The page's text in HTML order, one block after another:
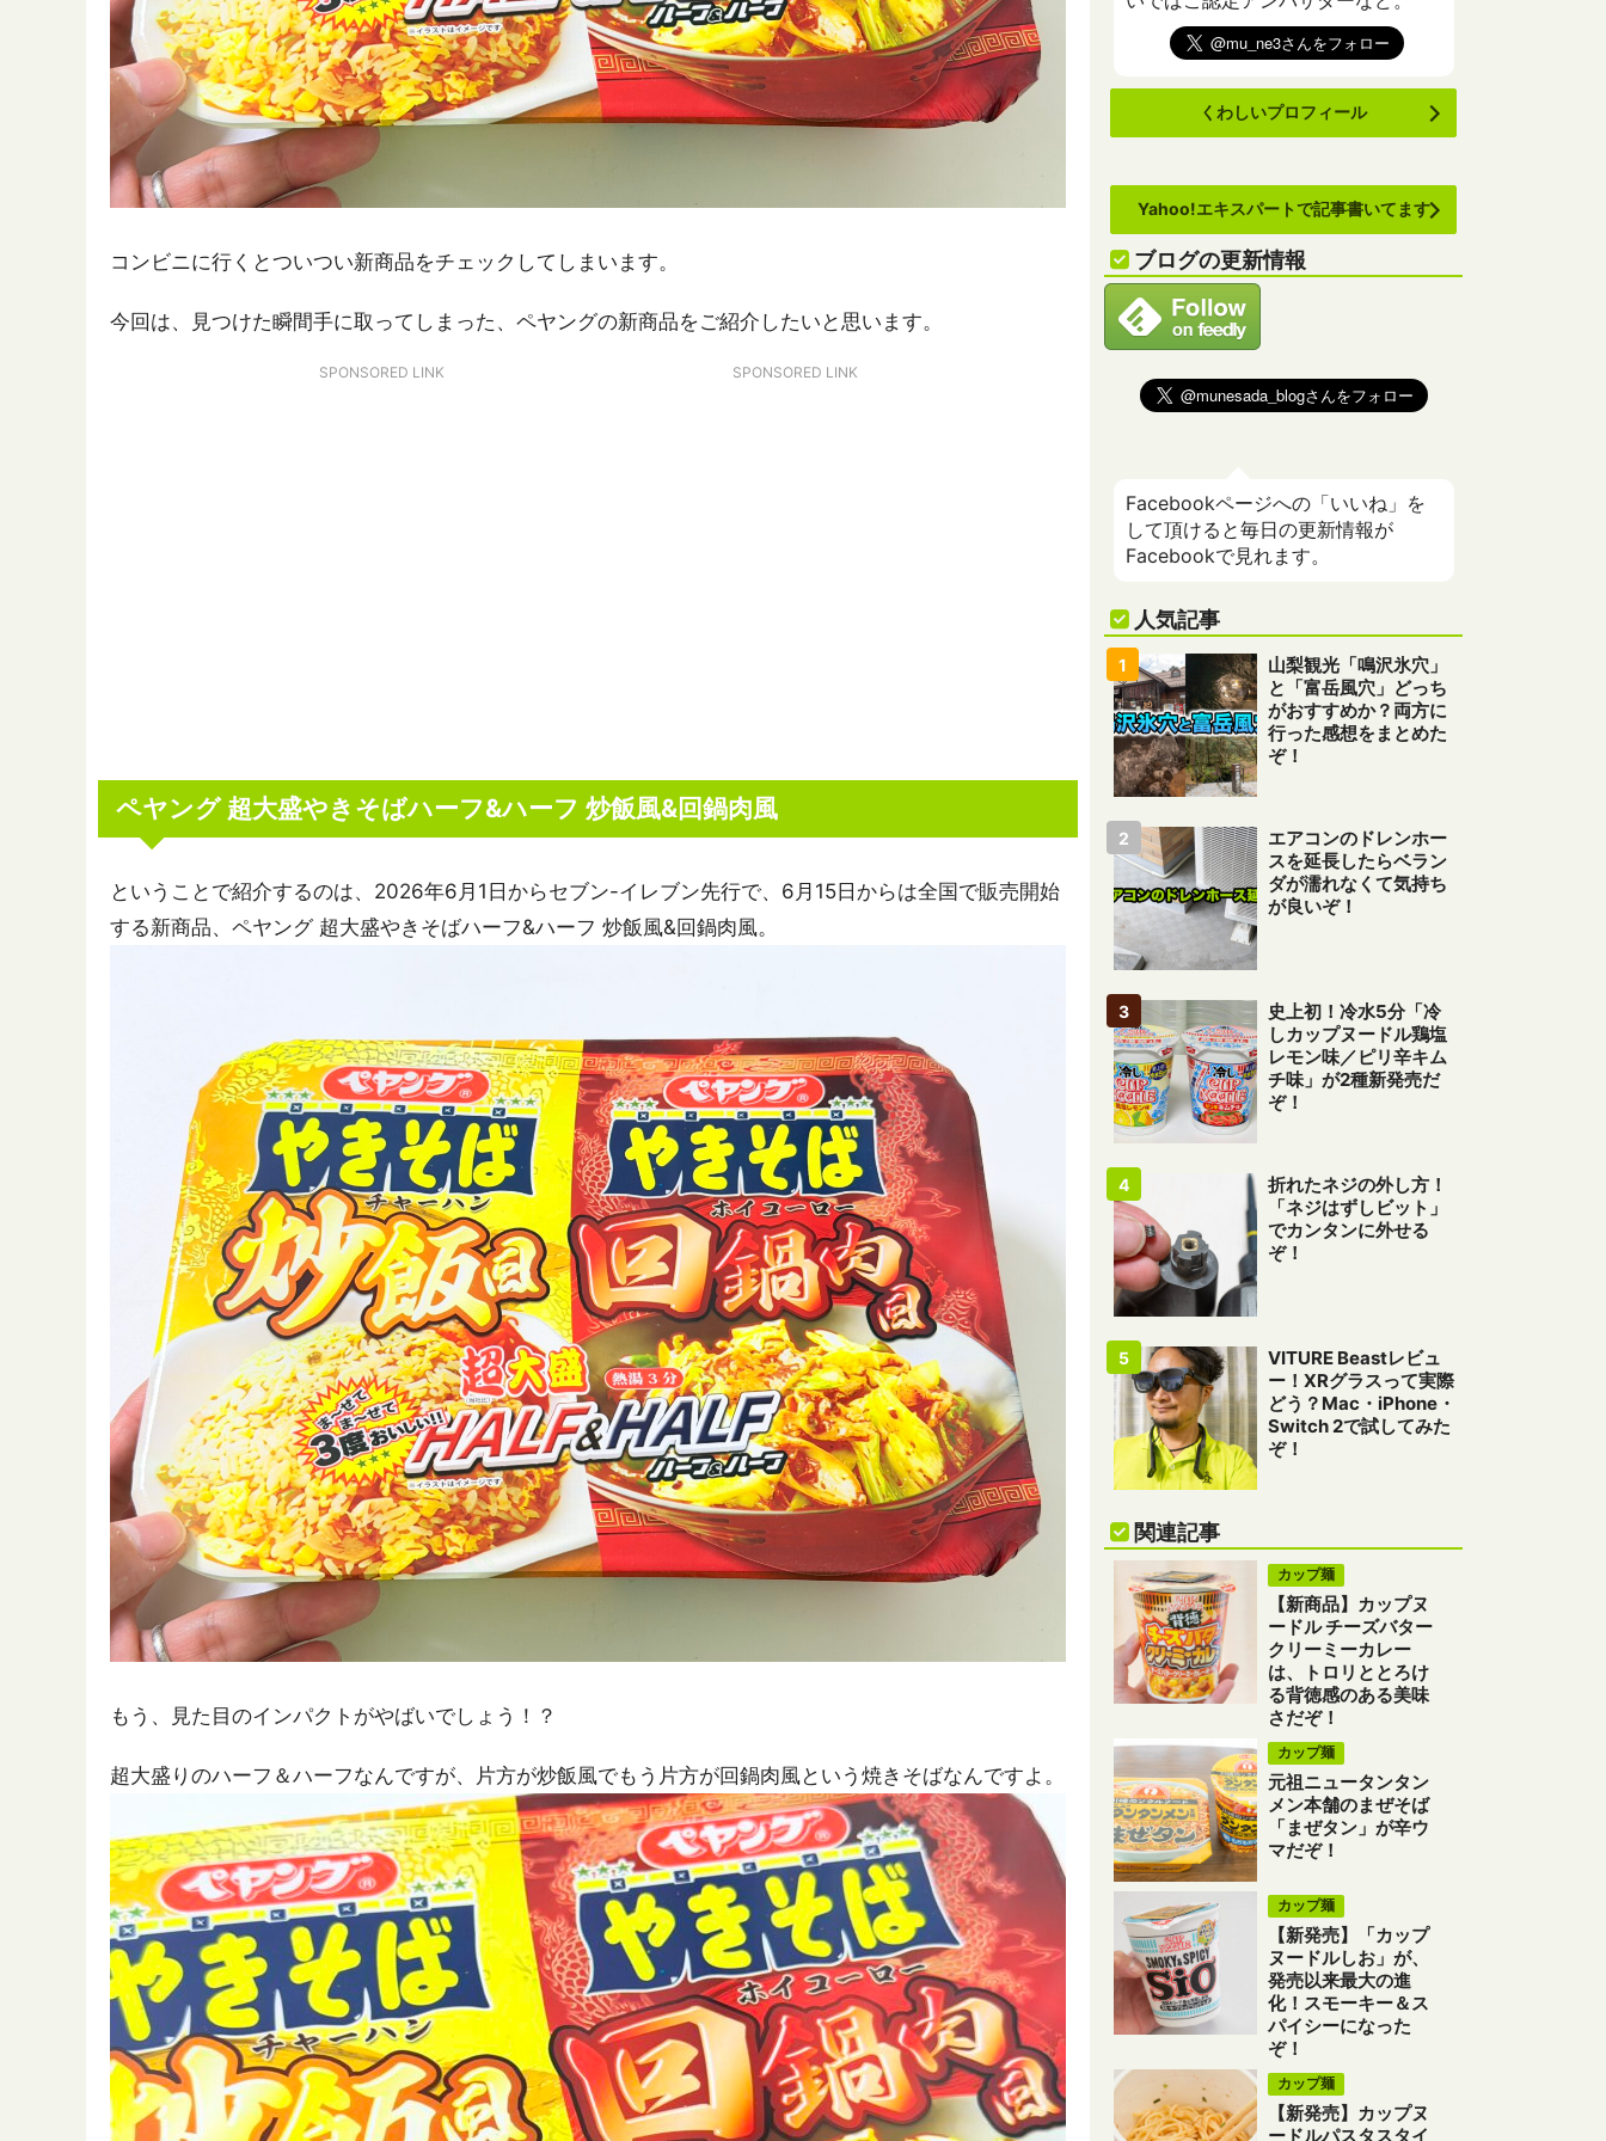
コンビニに行くとついつい新商品をチェックしてしまいます。
今回は、見つけた瞬間手に取ってしまった、ペヤングの新商品をご紹介したいと思います。
SPONSORED LINK SPONSORED LINK
ペヤング 超大盛やきそばハーフ&ハーフ 炒飯風&回鍋肉風
ということで紹介するのは、2026年6月1日からセブン-イレブン先行で、6月15日からは全国で販売開始
する新商品、ペヤング 超大盛やきそばハーフ&ハーフ 炒飯風&回鍋肉風。
もう、見た目のインパクトがやばいでしょう！？
超大盛りのハーフ＆ハーフなんですが、片方が炒飯風でもう片方が回鍋肉風という焼きそばなんですよ。
くわしいプロフィール
Yahoo!エキスパートで記事書いてます
ブログの更新情報
Facebookページへの「いいね」を
して頂けると毎日の更新情報が
Facebookで見れます。
人気記事
山梨観光「鳴沢氷穴」
と「富岳風穴」どっち
がおすすめか？両方に
行った感想をまとめた
ぞ！
エアコンのドレンホー
スを延長したらベラン
ダが濡れなくて気持ち
が良いぞ！
史上初！冷水5分「冷
しカップヌードル鶏塩
レモン味／ピリ辛キム
チ味」が2種新発売だ
ぞ！
折れたネジの外し方！
「ネジはずしビット」
でカンタンに外せる
ぞ！
VITURE Beastレビュ
ー！XRグラスって実際
どう？Mac・iPhone・
Switch 2で試してみた
ぞ！
関連記事
カップ麺
【新商品】カップヌ
ードル チーズバター
クリーミーカレー
は、トロリととろけ
る背徳感のある美味
さだぞ！
カップ麺
元祖ニュータンタン
メン本舗のまぜそば
「まぜタン」が辛ウ
マだぞ！
カップ麺
【新発売】「カップ
ヌードルしお」が、
発売以来最大の進
化！スモーキー＆ス
パイシーになった
ぞ！
カップ麺
【新発売】カップヌ
ードルパスタスタイ